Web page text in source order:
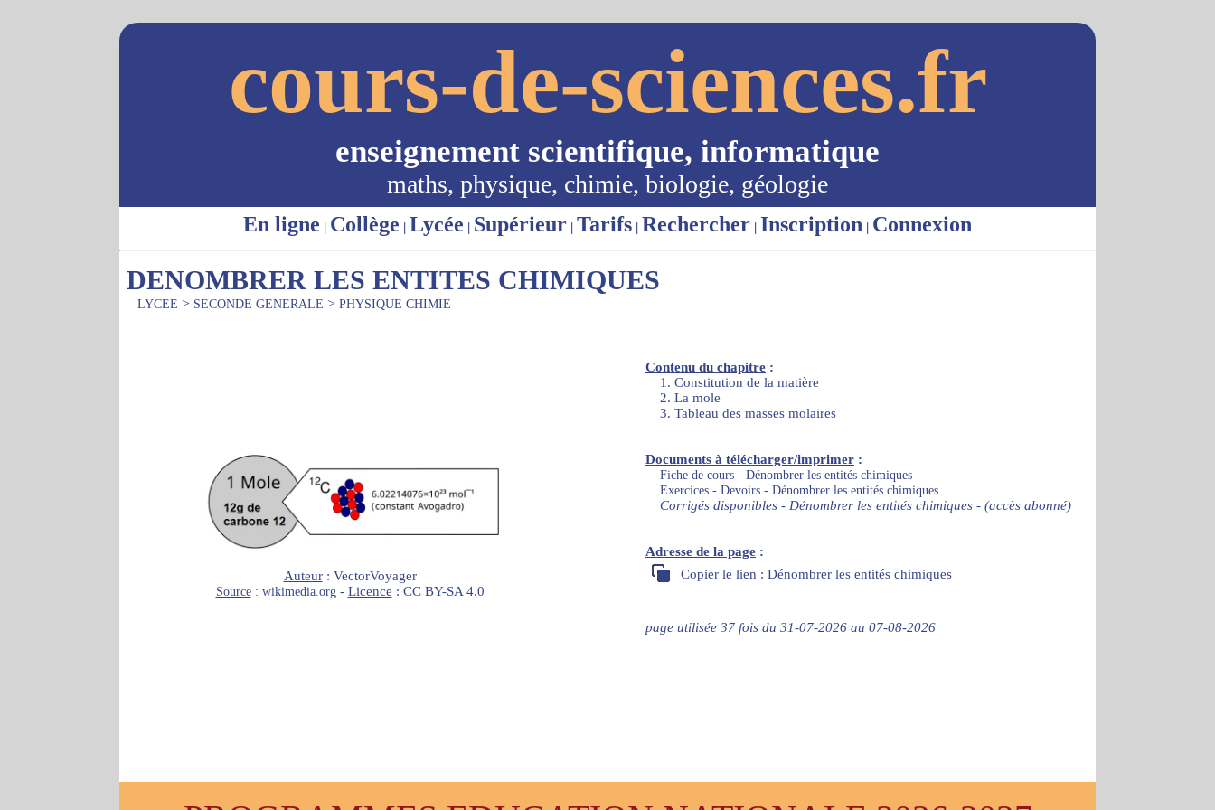
cours-de-sciences.fr
enseignement scientifique, informatique
maths, physique, chimie, biologie, géologie
En ligne | Collège | Lycée | Supérieur | Tarifs | Rechercher | Inscription | Connexion
DENOMBRER LES ENTITES CHIMIQUES
LYCEE > SECONDE GENERALE > PHYSIQUE CHIMIE
Auteur: VectorVoyager
Source: wikimedia.org- Licence : CC BY-SA 4.0
Contenu du chapitre :
1. Constitution de la matière
2. La mole
3. Tableau des masses molaires
Documents à télécharger/imprimer :
Fiche de cours - Dénombrer les entités chimiques
Exercices - Devoirs - Dénombrer les entités chimiques
Corrigés disponibles - Dénombrer les entités chimiques - (accès abonné)
Adresse de la page :
Copier le lien : Dénombrer les entités chimiques
page utilisée 37 fois du 31-07-2026 au 07-08-2026